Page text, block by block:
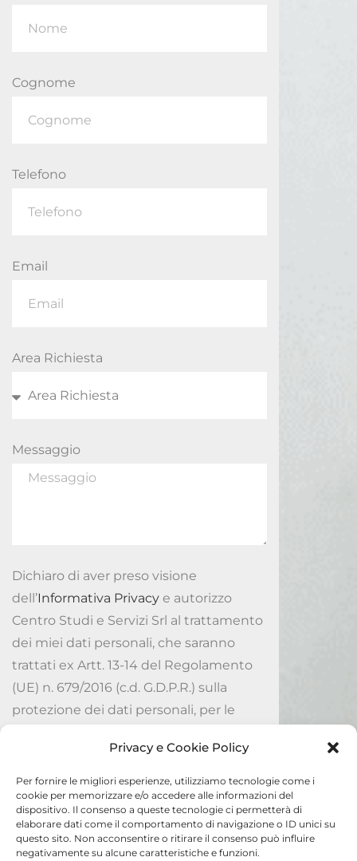
Privacy e Cookie Policy
Per fornire le migliori esperienze, utilizziamo tecnologie come i
cookie per memorizzare e/o accedere alle informazioni del
dispositivo. Il consenso a queste tecnologie ci permetterà di
elaborare dati come il comportamento di navigazione o ID unici su
questo sito. Non acconsentire o ritirare il consenso può influire
negativamente su alcune caratteristiche e funzioni.
Cognome
Telefono
Email
Area Richiesta
Messaggio
Dichiaro di aver preso visione
dell’Informativa Privacy e autorizzo
Centro Studi e Servizi Srl al trattamento
dei miei dati personali, che saranno
trattati ex Artt. 13-14 del Regolamento
(UE) n. 679/2016 (c.d. G.D.P.R.) sulla
protezione dei dati personali, per le
Invia